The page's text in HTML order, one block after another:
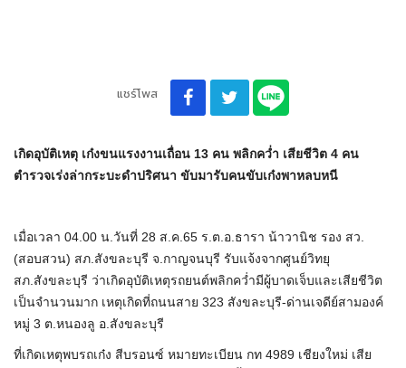
แชร์โพส
เกิดอุบัติเหตุ เก๋งขนแรงงานเถื่อน 13 คน พลิกคว่ำ เสียชีวิต 4 คน
ตำรวจเร่งล่ากระบะดำปริศนา ขับมารับคนขับเก๋งพาหลบหนี
เมื่อเวลา 04.00 น.วันที่ 28 ส.ค.65 ร.ต.อ.ธารา น้าวานิช รอง สว.
(สอบสวน) สภ.สังขละบุรี จ.กาญจนบุรี รับแจ้งจากศูนย์วิทยุ
สภ.สังขละบุรี ว่าเกิดอุบัติเหตุรถยนต์พลิกคว่ำมีผู้บาดเจ็บและเสียชีวิต
เป็นจำนวนมาก เหตุเกิดที่ถนนสาย 323 สังขละบุรี-ด่านเจดีย์สามองค์
หมู่ 3 ต.หนองลู อ.สังขละบุรี
ที่เกิดเหตุพบรถเก๋ง สีบรอนซ์ หมายทะเบียน กท 4989 เชียงใหม่ เสีย